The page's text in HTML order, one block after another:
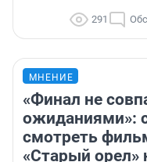
291
МНЕНИЕ
«Финал не
ожиданиями»:
смотреть
«Старый орел»